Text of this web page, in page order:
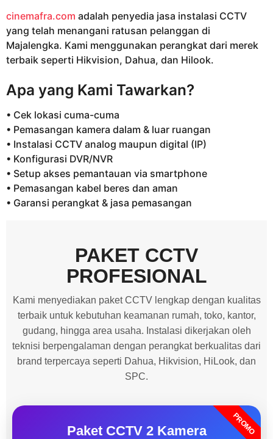
cinemafra.com adalah penyedia jasa instalasi CCTV
yang telah menangani ratusan pelanggan di
Majalengka. Kami menggunakan perangkat dari merek
terbaik seperti Hikvision, Dahua, dan Hilook.
Apa yang Kami Tawarkan?
• Cek lokasi cuma-cuma
• Pemasangan kamera dalam & luar ruangan
• Instalasi CCTV analog maupun digital (IP)
• Konfigurasi DVR/NVR
• Setup akses pemantauan via smartphone
• Pemasangan kabel beres dan aman
• Garansi perangkat & jasa pemasangan
PAKET CCTV
PROFESIONAL
Kami menyediakan paket CCTV lengkap dengan kualitas
terbaik untuk kebutuhan keamanan rumah, toko, kantor,
gudang, hingga area usaha. Instalasi dikerjakan oleh
teknisi berpengalaman dengan perangkat berkualitas dari
brand terpercaya seperti Dahua, Hikvision, HiLook, dan
SPC.
PROMO
Paket CCTV 2 Kamera